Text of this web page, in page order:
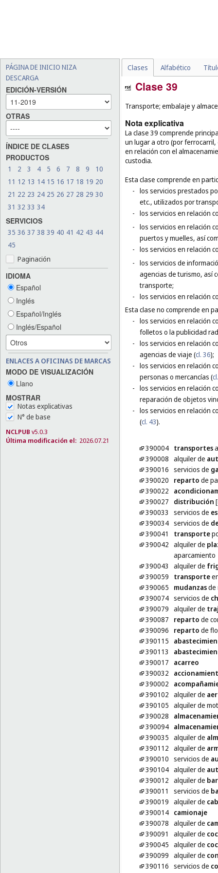
PÁGINA DE INICIO NIZA
DESCARGA
EDICIÓN-VERSIÓN
OTRAS
ÍNDICE DE CLASES
PRODUCTOS
1 2 3 4 5 6 7 8 9
10
11 12 13 14 15 16 17 18 19 20
21 22 23 24 25 26 27 28 29 30
31 32 33 34
SERVICIOS
35 36 37 38 39 40 41 42 43 44
45
Paginación
IDIOMA
Español
Inglés
Español/Inglés
Inglés/Español
ENLACES A OFICINAS DE MARCAS
MODO DE VISUALIZACIÓN
Llano
MOSTRAR
Notas explicativas
N° de base
NCLPUB v5.0.3
Última modificación el: 2026.07.21
Clases Alfabético
Clase 39
Transporte; embalaje y
Nota explicativa
La clase 39 comprende
un lugar a otro (por
en relación con el
custodia.
Esta clase comprende en
- los servicios prestados
etc., utilizados por
- los servicios en relación
- los servicios en relación
puertos y muelles, así
- los servicios en relación
- los servicios de
agencias de turismo, así
transporte;
- los servicios en relación
Esta clase no comprende en
- los servicios en relación
folletos o la publicidad
- los servicios en relación
agencias de viaje (cl. 36);
- los servicios en relación
personas o mercancías (
- los servicios en relación
reparación de objetos
- los servicios en relación
(cl. 43).
390004 transportes
390008 alquiler de
390016 servicios de
390020
reparto de
390022
390027
distribución
390033
servicios de
390034 servicios de
390041
transporte
390042 alquiler de
aparcamiento
390043
alquiler de
390059
transporte
390065
mudanzasde
390074 servicios de
390079 alquiler de
390087
reparto de
390096
reparto de
390115
390113
390017
acarreo
390032
390002
390102 alquiler de
390105 alquiler de
390028
390094
390035 alquiler de
390112 alquiler de
390010 servicios de
390104 alquiler de
390012 alquiler de
390011
servicios de
390019 alquiler de
390014 camionaje
390078 alquiler de
390091
alquiler de
390045 alquiler de
390099 alquiler de
390116 servicios de